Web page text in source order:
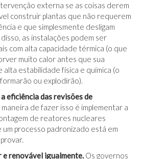
externa se as coisas derem
construir plantas que não requerem
e que simplesmente desligam
as instalações podem ser
com alta capacidade térmica (o que
muito calor antes que sua
estabilidade física e química (o
ou explodirão).
eficiência das revisões de
de fazer isso é implementar a
de reatores nucleares
um processo padronizado está em
renovável igualmente. Os governos